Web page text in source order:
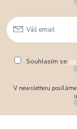
Souhlasím se
V newsletteru posíláme